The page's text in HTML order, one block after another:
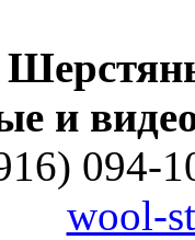
и
094-
wool-